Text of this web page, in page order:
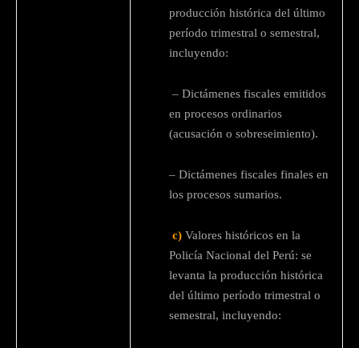
producción histórica del último
período trimestral o semestral,
incluyendo:
– Dictámenes fiscales emitidos
en procesos ordinarios
(acusación o sobreseimiento).
– Dictámenes fiscales finales en
los procesos sumarios.
c) Valores históricos en la
Policía Nacional del Perú: se
levanta la producción histórica
del último período trimestral o
semestral, incluyendo: